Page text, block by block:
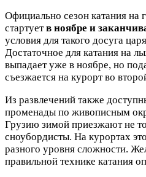
Официально сезон катания на
стартуетв ноябре и
условия для такого досуга
Достаточное для катания на
выпадает уже в ноябре, но
съезжается на курорт во
Из развлечений также
променады по живописным
Грузию зимой приезжают не
сноубордисты. На курортах
разного уровня сложности.
правильной технике катания